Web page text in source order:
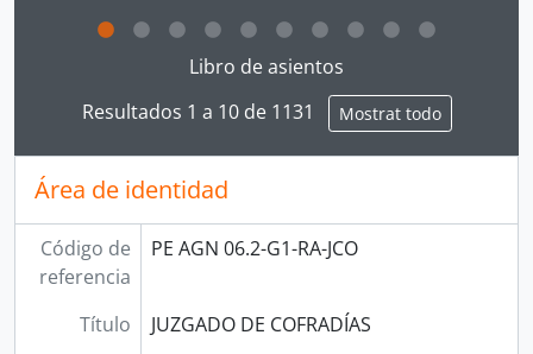
Clicking this description title link will open the
Libro de asientos
Resultados 1 a 10 de 1131
Mostrat todo
Área de identidad
Código de
referencia
PE AGN 06.2-G1-RA-JCO
Título
JUZGADO DE COFRADÍAS